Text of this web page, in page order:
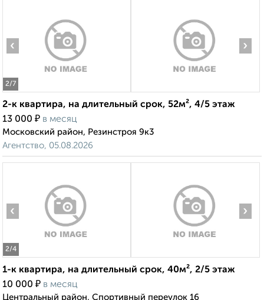
2/7
‹ ›
2-к квартира, на длительный срок, 52м², 4/5 этаж
13 000 ₽ в месяц
Московский район, Резинстроя 9к3
Агентство, 05.08.2026
2/4
‹ ›
1-к квартира, на длительный срок, 40м², 2/5 этаж
10 000 ₽ в месяц
Центральный район, Спортивный переулок 16